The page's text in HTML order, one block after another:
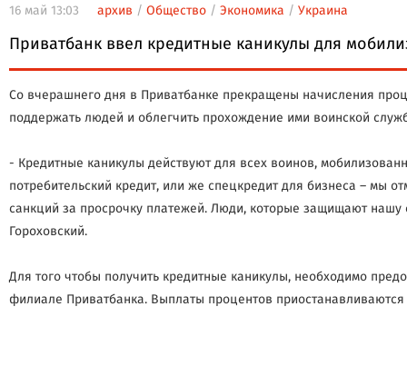
16 май 13:03 архив / Общество / Экономика / Украина
Приватбанк ввел кредитные каникулы для
Со вчерашнего дня в Приватбанке прекращены начисления
поддержать людей и облегчить прохождение ими воинской
- Кредитные каникулы действуют для всех воинов,
потребительский кредит, или же спецкредит для бизнеса – мы
санкций за просрочку платежей. Люди, которые защищают нашу
Гороховский.
Для того чтобы получить кредитные каникулы, необходимо
филиале Приватбанка. Выплаты процентов